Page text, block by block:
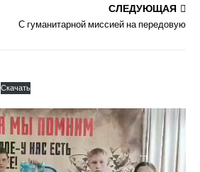
СЛЕДУЮЩАЯ
С гуманитарной миссией на передовую
Скачать